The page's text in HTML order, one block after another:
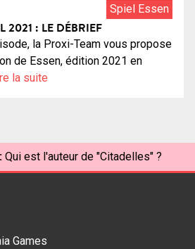
Spiel Essen
2021 : LE DÉBRIEF
la Proxi-Team vous propose
de Essen, édition 2021 en
la suite
Qui est l'auteur de "Citadelles" ?
Games